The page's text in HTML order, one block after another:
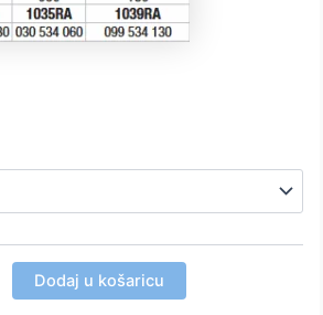
Dodaj u košaricu